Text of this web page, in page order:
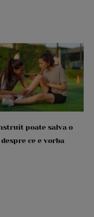
poate salva o
ce e vorba